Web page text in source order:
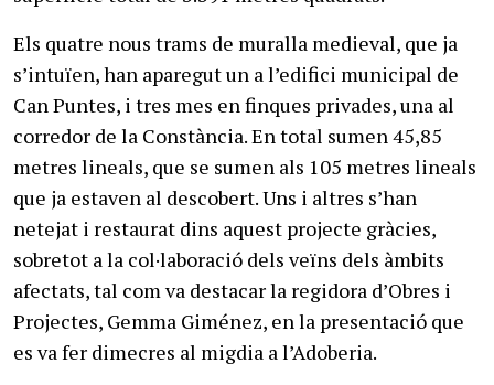
Els quatre nous trams de muralla medieval, que ja
s’intuïen, han aparegut un a l’edifici municipal de
Can Puntes, i tres mes en finques privades, una al
corredor de la Constància. En total sumen 45,85
metres lineals, que se sumen als 105 metres lineals
que ja estaven al descobert. Uns i altres s’han
netejat i restaurat dins aquest projecte gràcies,
sobretot a la col·laboració dels veïns dels àmbits
afectats, tal com va destacar la regidora d’Obres i
Projectes, Gemma Giménez, en la presentació que
es va fer dimecres al migdia a l’Adoberia.